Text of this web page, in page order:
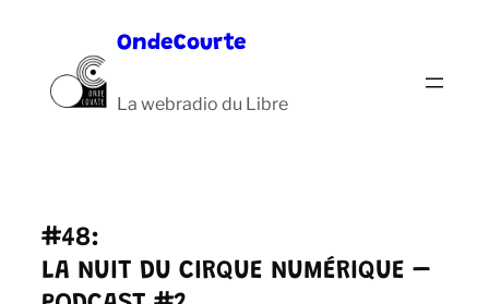
contenu
OndeCourte
La webradio du Libre
#48:
LA NUIT DU CIRQUE NUMÉRIQUE –